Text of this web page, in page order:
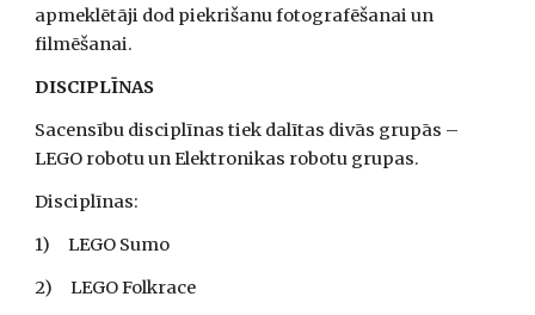
apmeklētāji dod piekrišanu fotografēšanai un
filmēšanai.
DISCIPLĪNAS
Sacensību disciplīnas tiek dalītas divās grupās –
LEGO robotu un Elektronikas robotu grupas.
Disciplīnas:
1)     LEGO Sumo
2)     LEGO Folkrace